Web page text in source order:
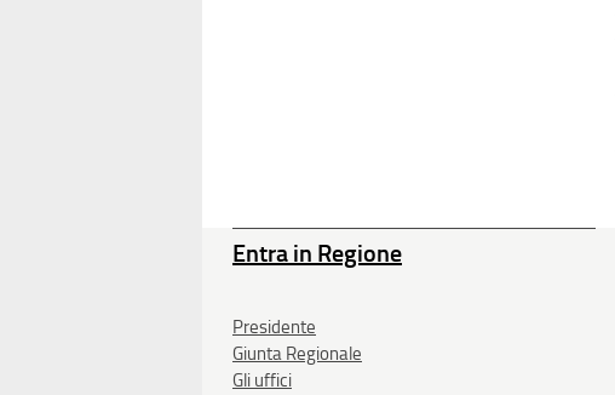
Entra in Regione
Presidente
Giunta Regionale
Gli uffici